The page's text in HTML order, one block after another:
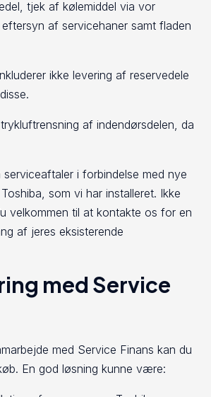
tjek af kølemiddel via vor
af servicehaner samt fladen
ikke levering af reservedele
af indendørsdelen, da
serviceaftaler i forbindelse med nye
som vi har installeret. Ikke
velkommen til at kontakte os for en
af jeres eksisterende
med Service
med Service Finans kan du
En god løsning kunne være: